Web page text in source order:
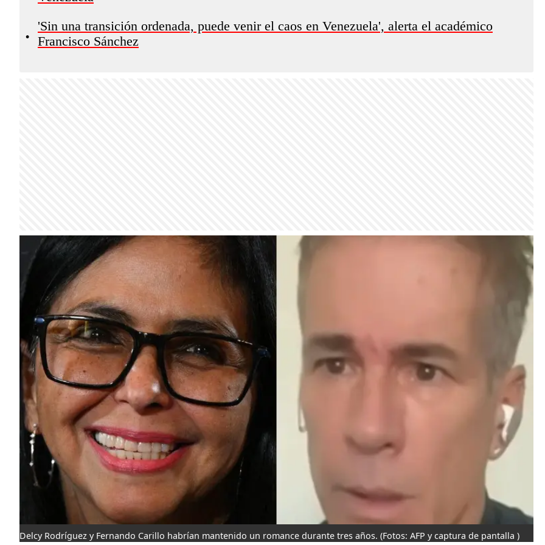
•
'Sin una transición ordenada, puede venir el caos en Venezuela', alerta el académico
Francisco Sánchez
Delcy Rodríguez y Fernando Carillo habrían mantenido un romance durante tres años. (Fotos: AFP y captura de pantalla )